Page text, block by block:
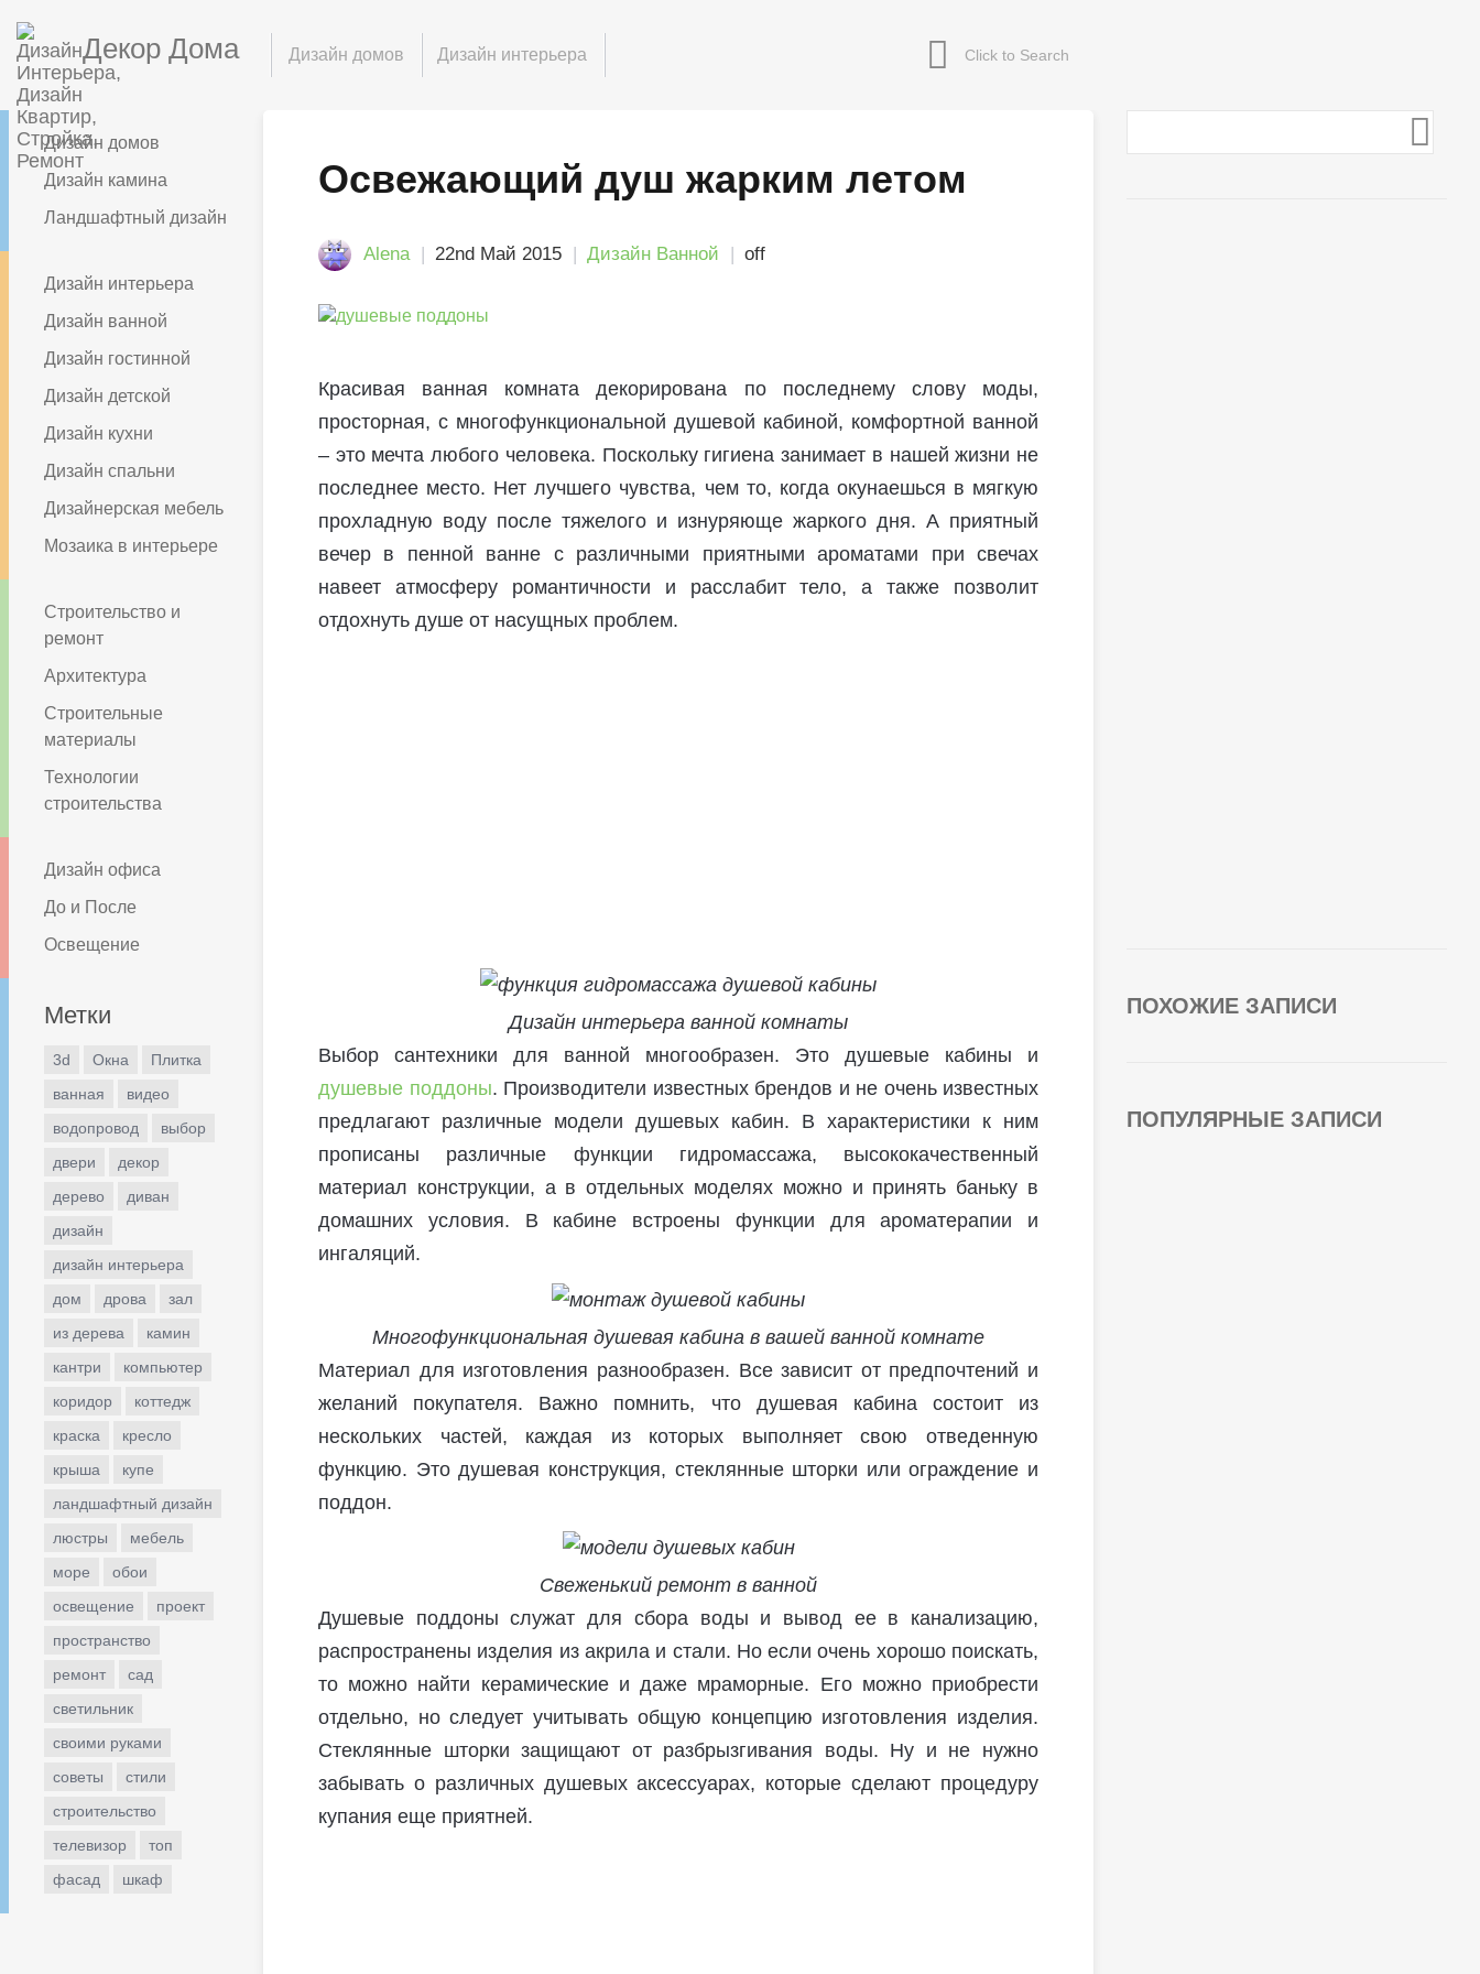
Декор Дома Дизайн домов Дизайн интерьера
Дизайн домов
Дизайн камина
Ландшафтный дизайн
Дизайн интерьера
Дизайн ванной
Дизайн гостинной
Дизайн детской
Дизайн кухни
Дизайн спальни
Дизайнерская мебель
Мозаика в интерьере
Строительство и
ремонт
Архитектура
Строительные
материалы
Технологии
строительства
Дизайн офиса
До и После
Освещение
Метки
3d Окна
Плитка
ванная
видео
водопровод
выбор
двери
декор
дерево
диван
дизайн
дизайн интерьера
дом
дрова
зал
из дерева
камин
кантри
компьютер
коридор
коттедж
краска
кресло
крыша
купе
ландшафтный дизайн
люстры
мебель
море
обои
освещение
проект
пространство
ремонт
сад
светильник
своими руками
советы
стили
строительство
телевизор
топ
фасад
шкаф
Освежающий душ жарким летом
Alena 22nd Май 2015 Дизайн Ванной off
Красивая ванная комната декорирована по последнему слову моды,
просторная, с многофункциональной душевой кабиной, комфортной ванной
– это мечта любого человека. Поскольку гигиена занимает в нашей жизни не
последнее место. Нет лучшего чувства, чем то, когда окунаешься в мягкую
прохладную воду после тяжелого и изнуряюще жаркого дня. А приятный
вечер в пенной ванне с различными приятными ароматами при свечах
навеет атмосферу романтичности и расслабит тело, а также позволит
отдохнуть душе от насущных проблем.
Дизайн интерьера ванной комнаты
Выбор сантехники для ванной многообразен. Это душевые кабины и
душевые поддоны. Производители известных брендов и не очень известных
предлагают различные модели душевых кабин. В характеристики к ним
прописаны различные функции гидромассажа, высококачественный
материал конструкции, а в отдельных моделях можно и принять баньку в
домашних условия. В кабине встроены функции для ароматерапии и
ингаляций.
Многофункциональная душевая кабина в вашей ванной комнате
Материал для изготовления разнообразен. Все зависит от предпочтений и
желаний покупателя. Важно помнить, что душевая кабина состоит из
нескольких частей, каждая из которых выполняет свою отведенную
функцию. Это душевая конструкция, стеклянные шторки или ограждение и
поддон.
Свеженький ремонт в ванной
Душевые поддоны служат для сбора воды и вывод ее в канализацию,
распространены изделия из акрила и стали. Но если очень хорошо поискать,
то можно найти керамические и даже мраморные. Его можно приобрести
отдельно, но следует учитывать общую концепцию изготовления изделия.
Стеклянные шторки защищают от разбрызгивания воды. Ну и не нужно
забывать о различных душевых аксессуарах, которые сделают процедуру
купания еще приятней.
ПОХОЖИЕ ЗАПИСИ
ПОПУЛЯРНЫЕ ЗАПИСИ